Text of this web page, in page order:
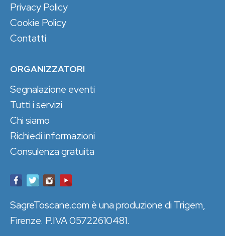
Privacy Policy
Cookie Policy
Contatti
ORGANIZZATORI
Segnalazione eventi
Tutti i servizi
Chi siamo
Richiedi informazioni
Consulenza gratuita
SagreToscane.com è una produzione di Trigem,
Firenze. P.IVA 05722610481.